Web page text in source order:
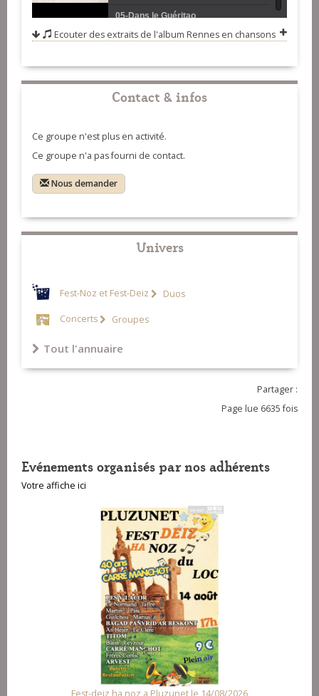
05-Dans le Guéritao
06-La blanche biche
08-Les menteries
10-J'entends la Seraine
11-Le joli mois de mai
Ecouter des extraits de l'album Rennes en chansons
Contact & infos
Ce groupe n'est plus en activité.
Ce groupe n'a pas fourni de contact.
Nous demander
Univers
Fest-Noz et Fest-Deiz Duos
Concerts Groupes
Tout l'annuaire
Partager :
Page lue 6635 fois
Evénements organisés par nos adhérents
Votre affiche ici
le 14/08/2026